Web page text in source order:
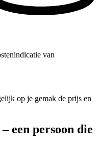
van
op je gemak de prijs en
een persoon die